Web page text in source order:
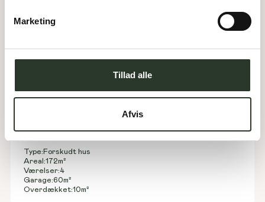
Marketing
Tillad alle
Afvis
F 172-B
Type: Forskudt hus
Areal:172m²
Værelser:4
Garage:60m²
Overdækket:10m²